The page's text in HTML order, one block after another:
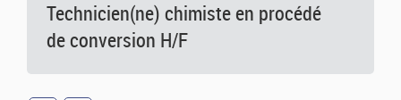
Technicien(ne) chimiste en procédé
de conversion H/F